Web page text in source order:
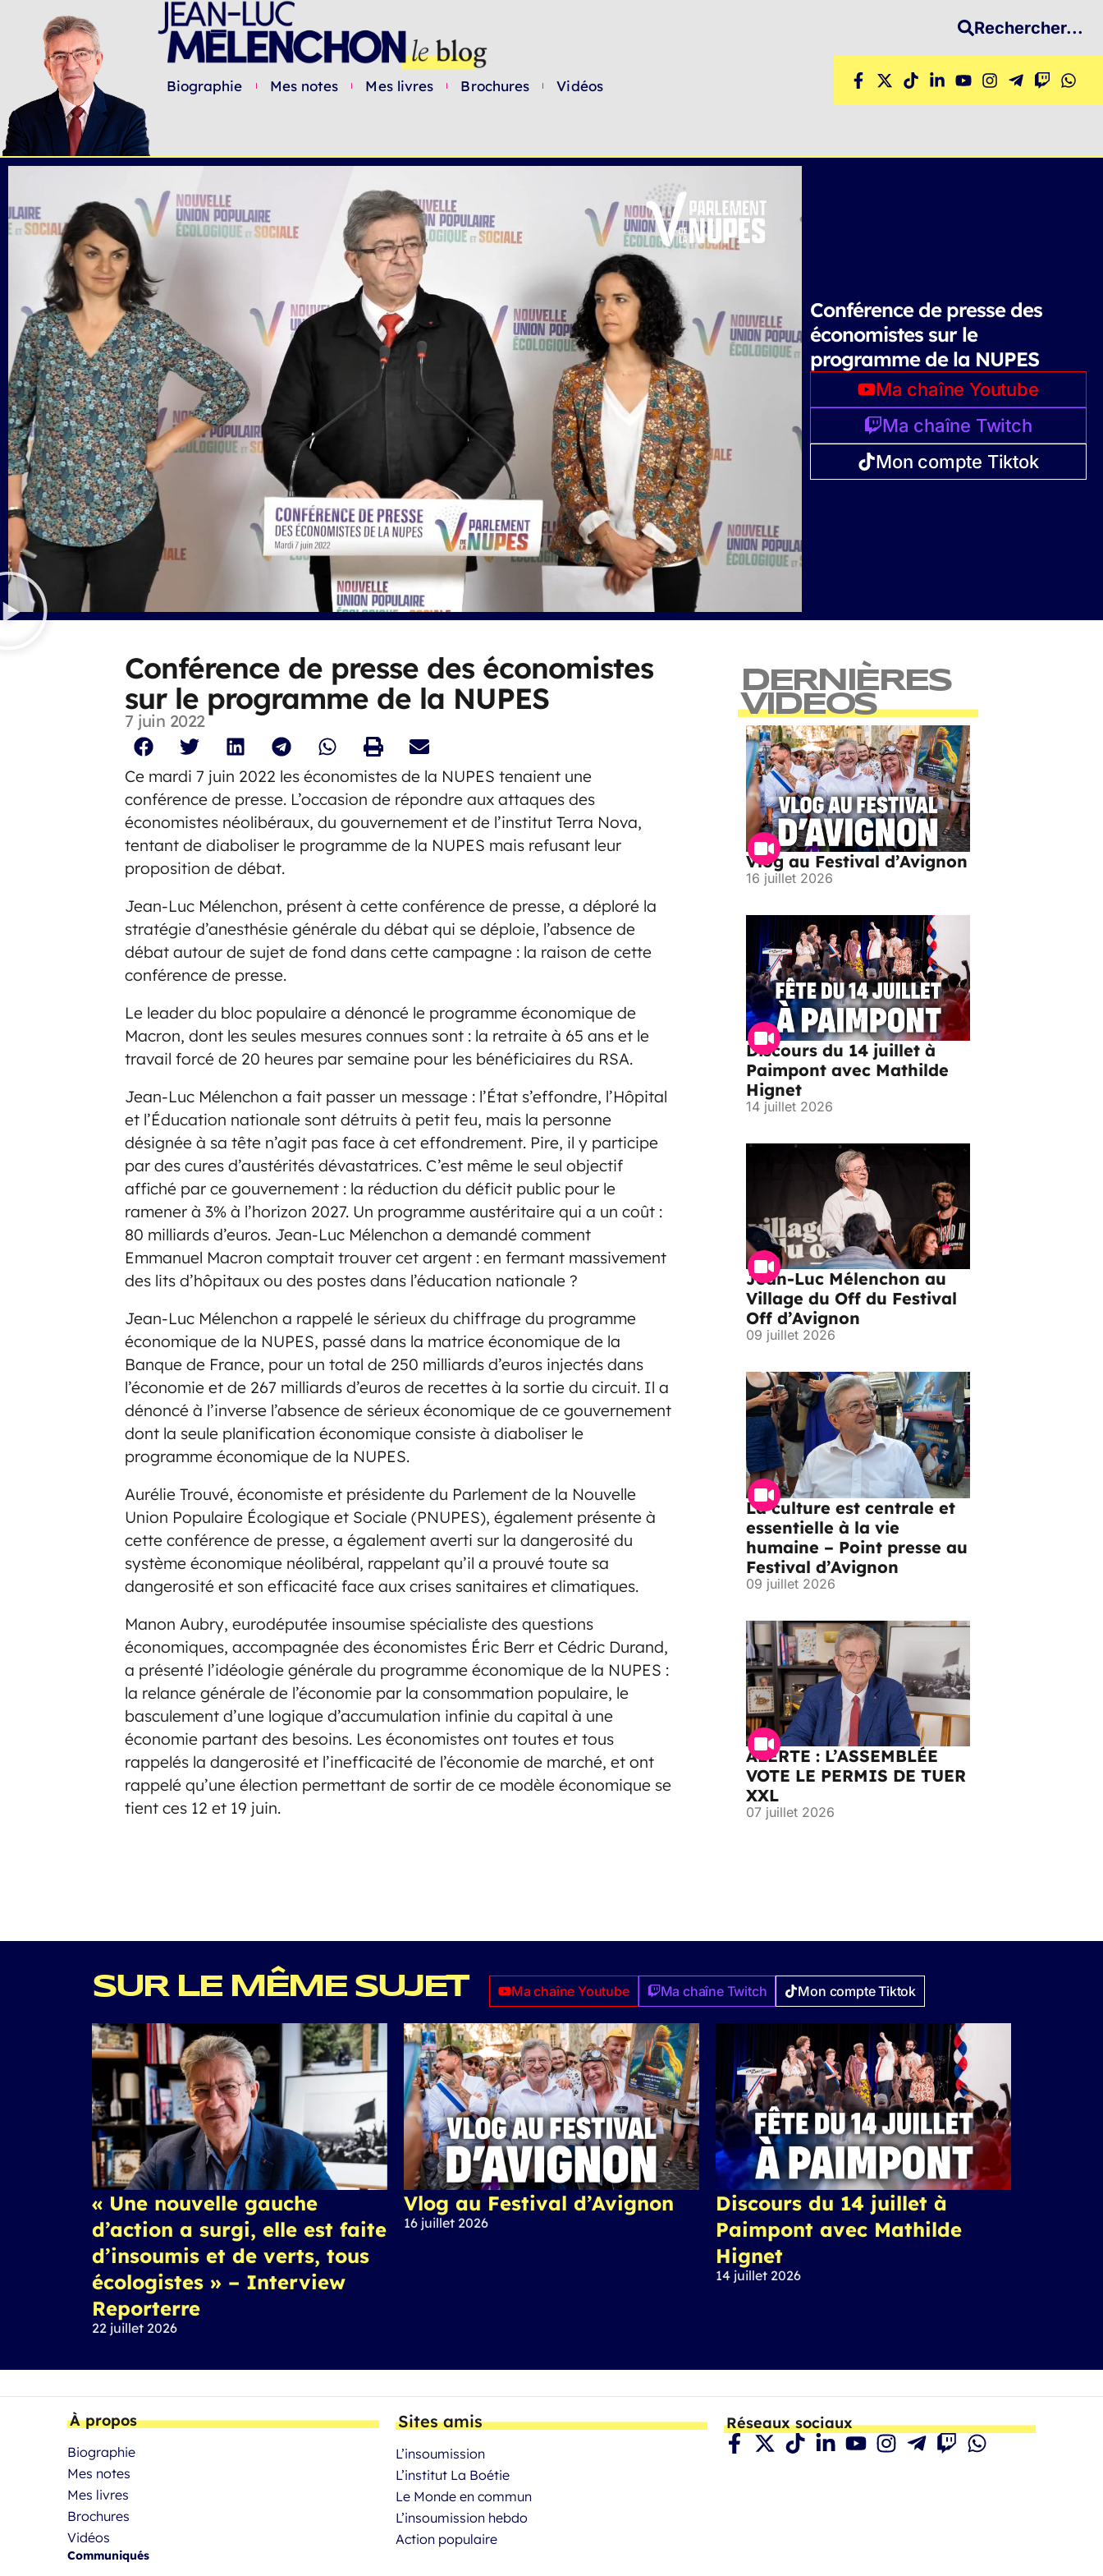
Biographie Mes notes Mes livres Brochures Vidéos
Rechercher...
Conférence de presse des
économistes sur le
programme de la NUPES
Ma chaîne Youtube
Ma chaîne Twitch
Mon compte Tiktok
Conférence de presse des économistes
sur le programme de la NUPES
7 juin 2022
Ce mardi 7 juin 2022 les économistes de la NUPES tenaient une
conférence de presse. L’occasion de répondre aux attaques des
économistes néolibéraux, du gouvernement et de l’institut Terra Nova,
tentant de diaboliser le programme de la NUPES mais refusant leur
proposition de débat.
Jean-Luc Mélenchon, présent à cette conférence de presse, a déploré la
stratégie d’anesthésie générale du débat qui se déploie, l’absence de
débat autour de sujet de fond dans cette campagne : la raison de cette
conférence de presse.
Le leader du bloc populaire a dénoncé le programme économique de
Macron, dont les seules mesures connues sont : la retraite à 65 ans et le
travail forcé de 20 heures par semaine pour les bénéficiaires du RSA.
Jean-Luc Mélenchon a fait passer un message : l’État s’effondre, l’Hôpital
et l’Éducation nationale sont détruits à petit feu, mais la personne
désignée à sa tête n’agit pas face à cet effondrement. Pire, il y participe
par des cures d’austérités dévastatrices. C’est même le seul objectif
affiché par ce gouvernement : la réduction du déficit public pour le
ramener à 3% à l’horizon 2027. Un programme austéritaire qui a un coût :
80 milliards d’euros. Jean-Luc Mélenchon a demandé comment
Emmanuel Macron comptait trouver cet argent : en fermant massivement
des lits d’hôpitaux ou des postes dans l’éducation nationale ?
Jean-Luc Mélenchon a rappelé le sérieux du chiffrage du programme
économique de la NUPES, passé dans la matrice économique de la
Banque de France, pour un total de 250 milliards d’euros injectés dans
l’économie et de 267 milliards d’euros de recettes à la sortie du circuit. Il a
dénoncé à l’inverse l’absence de sérieux économique de ce gouvernement
dont la seule planification économique consiste à diaboliser le
programme économique de la NUPES.
Aurélie Trouvé, économiste et présidente du Parlement de la Nouvelle
Union Populaire Écologique et Sociale (PNUPES), également présente à
cette conférence de presse, a également averti sur la dangerosité du
système économique néolibéral, rappelant qu’il a prouvé toute sa
dangerosité et son efficacité face aux crises sanitaires et climatiques.
Manon Aubry, eurodéputée insoumise spécialiste des questions
économiques, accompagnée des économistes Éric Berr et Cédric Durand,
a présenté l’idéologie générale du programme économique de la NUPES :
la relance générale de l’économie par la consommation populaire, le
basculement d’une logique d’accumulation infinie du capital à une
économie partant des besoins. Les économistes ont toutes et tous
rappelés la dangerosité et l’inefficacité de l’économie de marché, et ont
rappelé qu’une élection permettant de sortir de ce modèle économique se
tient ces 12 et 19 juin.
DERNIÈRES
VIDEOS
Vlog au Festival d’Avignon
16 juillet 2026
Discours du 14 juillet à
Paimpont avec Mathilde
Hignet
14 juillet 2026
Jean-Luc Mélenchon au
Village du Off du Festival
Off d’Avignon
09 juillet 2026
La culture est centrale et
essentielle à la vie
humaine – Point presse au
Festival d’Avignon
09 juillet 2026
ALERTE : L’ASSEMBLÉE
VOTE LE PERMIS DE TUER
XXL
07 juillet 2026
SUR LE MÊME SUJET Ma chaîne Youtube Ma chaîne Twitch Mon compte Tiktok
« Une nouvelle gauche
d’action a surgi, elle est faite
d’insoumis et de verts, tous
écologistes » – Interview
Reporterre
22 juillet 2026
Vlog au Festival d’Avignon
16 juillet 2026
Discours du 14 juillet à
Paimpont avec Mathilde
Hignet
14 juillet 2026
À propos
Biographie
Mes notes
Mes livres
Brochures
Vidéos
Communiqués
Sites amis
L’insoumission
L’institut La Boétie
Le Monde en commun
L’insoumission hebdo
Action populaire
Réseaux sociaux